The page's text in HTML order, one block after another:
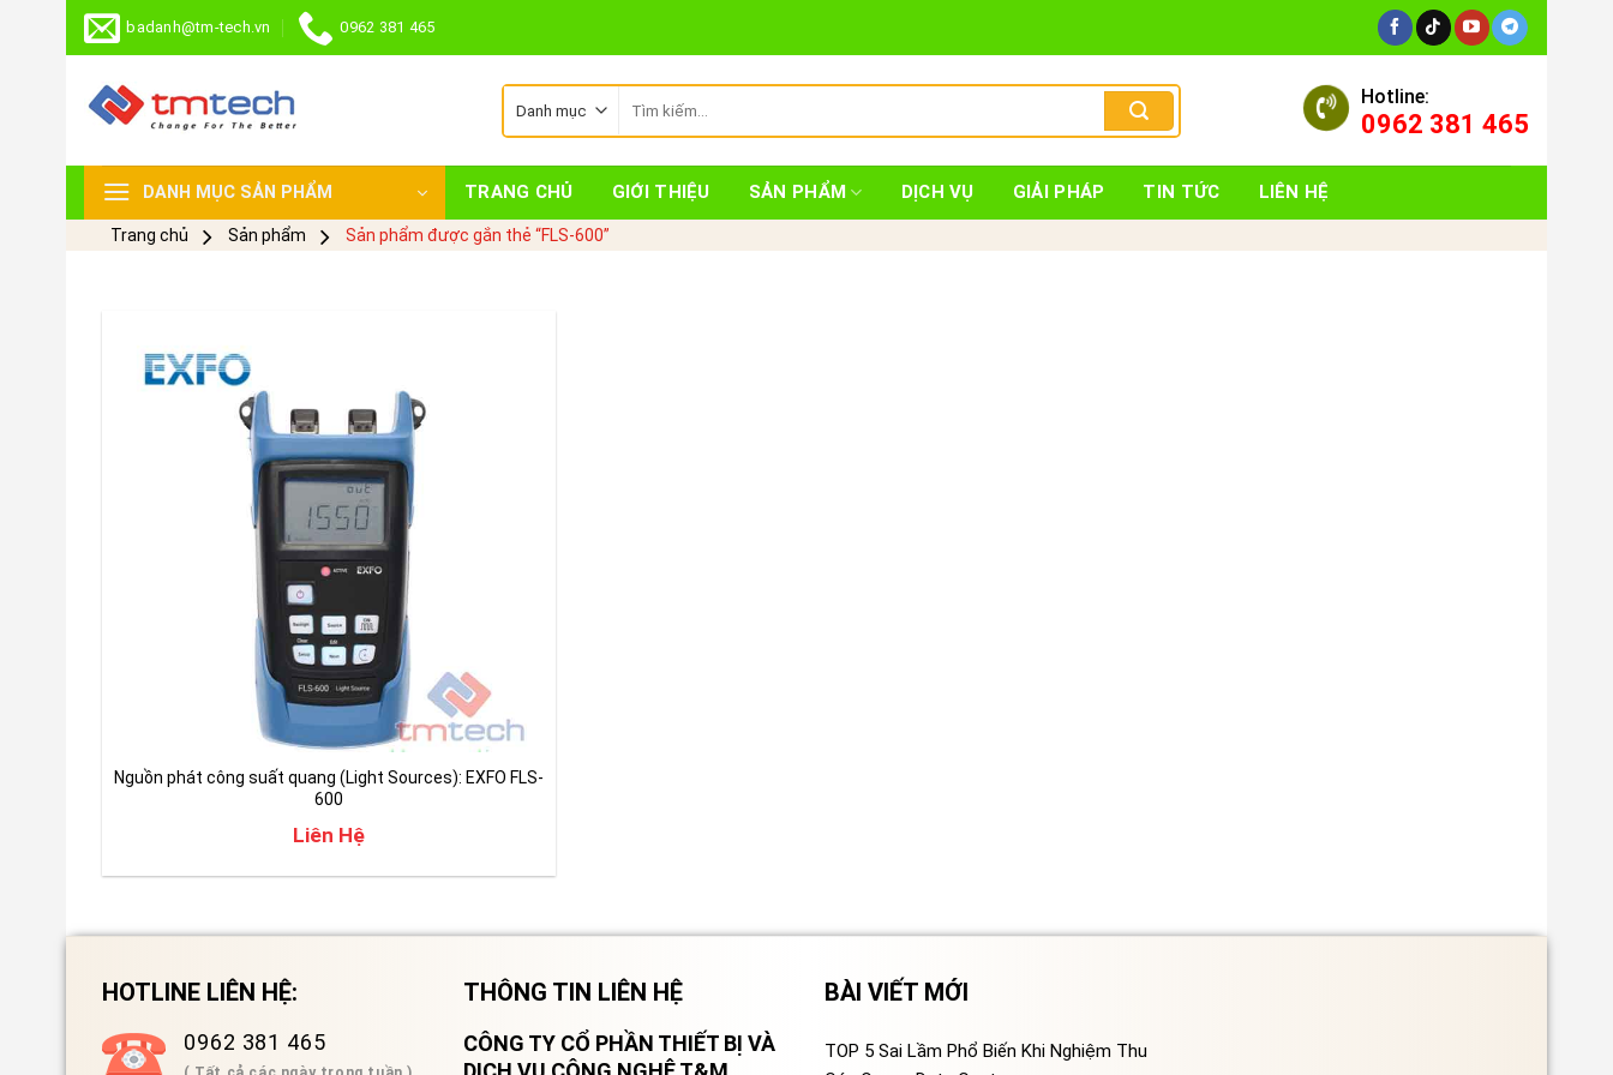
Skip
badanh@tm-tech.vn 0962 381 465
kiếm:
Hotline:
0962 381 465
DANH MỤC SẢN PHẨM TRANG CHỦ GIỚI THIỆU SẢN PHẨM DỊCH VỤ GIẢI PHÁP TIN TỨC LIÊN HỆ
Trang chủ Sản phẩm Sản phẩm được gắn thẻ “FLS-600”
Nguồn phát công suất quang (Light Sources): EXFO FLS-
600
Liên Hệ
HOTLINE LIÊN HỆ:
0962 381 465
THÔNG TIN LIÊN HỆ
CÔNG TY CỔ PHẦN THIẾT BỊ VÀ
BÀI VIẾT MỚI
TOP 5 Sai Lầm Phổ Biến Khi Nghiệm Thu